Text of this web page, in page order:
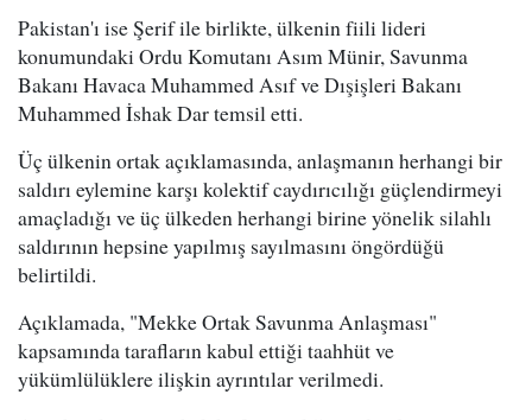
Pakistan'ı ise Şerif ile birlikte, ülkenin fiili lideri
konumundaki Ordu Komutanı Asım Münir, Savunma
Bakanı Havaca Muhammed Asıf ve Dışişleri Bakanı
Muhammed İshak Dar temsil etti.
Üç ülkenin ortak açıklamasında, anlaşmanın herhangi bir
saldırı eylemine karşı kolektif caydırıcılığı güçlendirmeyi
amaçladığı ve üç ülkeden herhangi birine yönelik silahlı
saldırının hepsine yapılmış sayılmasını öngördüğü
belirtildi.
Açıklamada, "Mekke Ortak Savunma Anlaşması"
kapsamında tarafların kabul ettiği taahhüt ve
yükümlülüklere ilişkin ayrıntılar verilmedi.